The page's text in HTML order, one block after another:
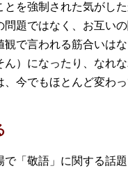
を強制された気がした
題ではなく、お互い
で言われる筋合いはな
）になったり、なれ
今でもほとんど変わっ
「敬語」に関する